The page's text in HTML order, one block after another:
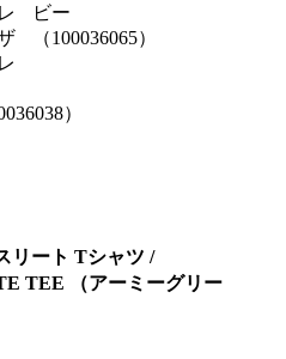
）
ビー
（100036065）
リート Tシャツ /
TEE （アーミーグリー